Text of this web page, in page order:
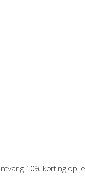
10% korting op je